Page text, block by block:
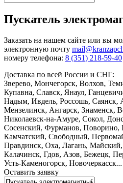
Пускатель
Заказать на нашем сайте или вы
электронную почту
номеру телефона: 8 (351) 218-59-40
Доставка по всей России и СНГ:
Зверево, Мончегорск, Волхов,
Купавна, Славск, Янаул,
Надым, Ивдель, Россошь, Саянск,
Мензелинск, Ангарск, Знаменск,
Николаевск-на-Амуре, Сокол,
Сосенский, Фурманов, Поворино,
Камчатский, Свободный,
Правдинск, Оха, Лагань,
Калачинск, Гдов, Азов, Бежецк,
Усть-Каменогорск, Новочеркасск...
Оставить заявку